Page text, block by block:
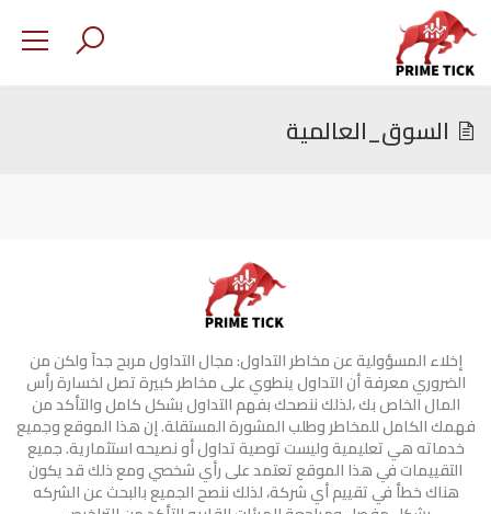
السوق_العالمية
إخلاء المسؤولية عن مخاطر التداول: مجال التداول مربح جدآ ولكن من
الضروري معرفة أن التداول ينطوي على مخاطر كبيرة تصل لخسارة رأس
المال الخاص بك ،لذلك ننصحك بفهم التداول بشكل كامل والتأكد من
فهمك الكامل للمخاطر وطلب المشورة المستقلة. إن هذا الموقع وجميع
خدماته هي تعليمية وليست توصية تداول أو نصيحه استثمارية. جميع
التقييمات في هذا الموقع تعتمد على رأي شخصي ومع ذلك قد يكون
هناك خطأ في تقييم أي شركة، لذلك ننصح الجميع بالبحث عن الشركه